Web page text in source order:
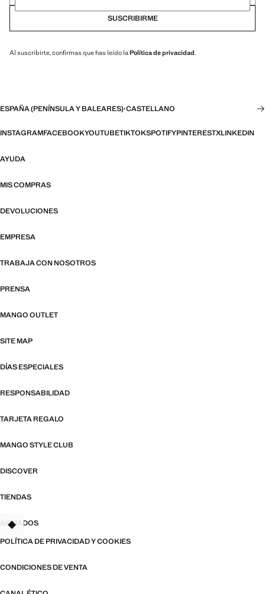
SUSCRIBIRME
Al suscribirte, confirmas que has leído laPolítica de privacidad.
ESPAÑA (PENÍNSULA Y BALEARES)·CASTELLANO
INSTAGRAMFACEBOOKYOUTUBETIKTOKSPOTIFYPINTERESTXLINKEDIN
AYUDA
MIS COMPRAS
DEVOLUCIONES
EMPRESA
TRABAJA CON NOSOTROS
PRENSA
MANGO OUTLET
SITE MAP
DÍAS ESPECIALES
RESPONSABILIDAD
TARJETA REGALO
MANGO STYLE CLUB
DISCOVER
TIENDAS
AFILIADOS
POLÍTICA DE PRIVACIDAD Y COOKIES
CONDICIONES DE VENTA